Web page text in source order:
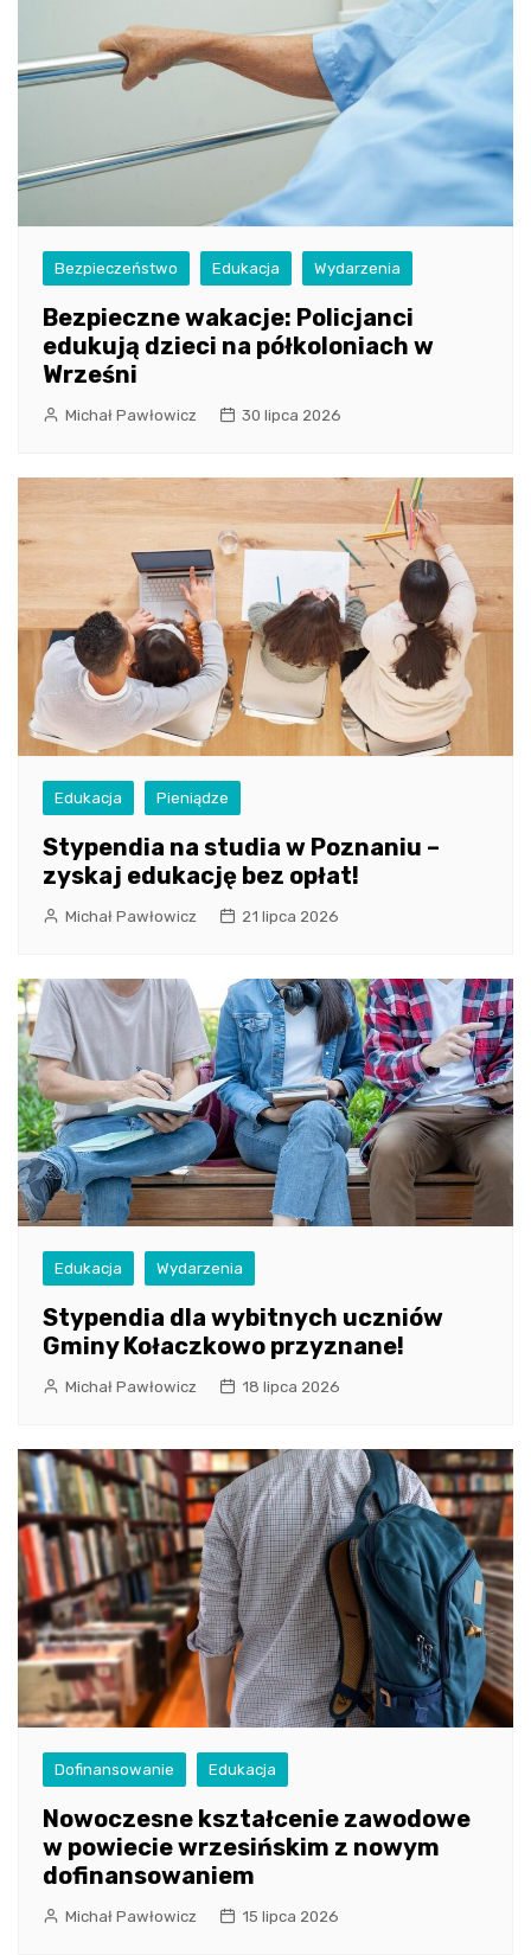
Bezpieczeństwo Edukacja Wydarzenia
Bezpieczne wakacje: Policjanci
edukują dzieci na półkoloniach w
Wrześni
Michał Pawłowicz 30 lipca 2026
Edukacja Pieniądze
Stypendia na studia w Poznaniu –
zyskaj edukację bez opłat!
Michał Pawłowicz 21 lipca 2026
Edukacja Wydarzenia
Stypendia dla wybitnych uczniów
Gminy Kołaczkowo przyznane!
Michał Pawłowicz 18 lipca 2026
Dofinansowanie Edukacja
Nowoczesne kształcenie zawodowe
w powiecie wrzesińskim z nowym
dofinansowaniem
Michał Pawłowicz 15 lipca 2026